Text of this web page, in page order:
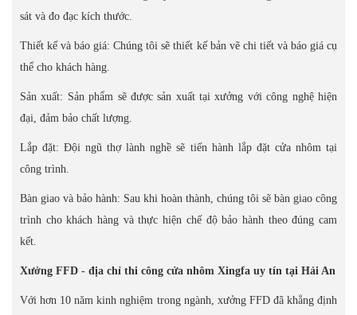
sát và đo đạc kích thước.
Thiết kế và báo giá: Chúng tôi sẽ thiết kế bản vẽ chi tiết và báo giá cụ
thể cho khách hàng.
Sản xuất: Sản phẩm sẽ được sản xuất tại xưởng với công nghệ hiện
đại, đảm bảo chất lượng.
Lắp đặt: Đội ngũ thợ lành nghề sẽ tiến hành lắp đặt cửa nhôm tại
công trình.
Bàn giao và bảo hành: Sau khi hoàn thành, chúng tôi sẽ bàn giao công
trình cho khách hàng và thực hiện chế độ bảo hành theo đúng cam
kết.
Xưởng FFD - địa chỉ thi công cửa nhôm Xingfa uy tín tại Hải An
Với hơn 10 năm kinh nghiệm trong ngành, xưởng FFD đã khẳng định